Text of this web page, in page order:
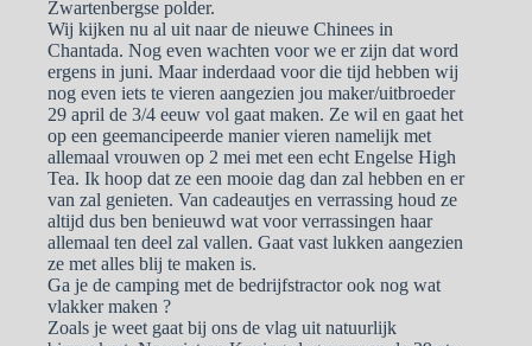
Zwartenbergse polder.
Wij kijken nu al uit naar de nieuwe Chinees in
Chantada. Nog even wachten voor we er zijn dat word
ergens in juni. Maar inderdaad voor die tijd hebben wij
nog even iets te vieren aangezien jou maker/uitbroeder
29 april de 3/4 eeuw vol gaat maken. Ze wil en gaat het
op een geemancipeerde manier vieren namelijk met
allemaal vrouwen op 2 mei met een echt Engelse High
Tea. Ik hoop dat ze een mooie dag dan zal hebben en er
van zal genieten. Van cadeautjes en verrassing houd ze
altijd dus ben benieuwd wat voor verrassingen haar
allemaal ten deel zal vallen. Gaat vast lukken aangezien
ze met alles blij te maken is.
Ga je de camping met de bedrijfstractor ook nog wat
vlakker maken ?
Zoals je weet gaat bij ons de vlag uit natuurlijk